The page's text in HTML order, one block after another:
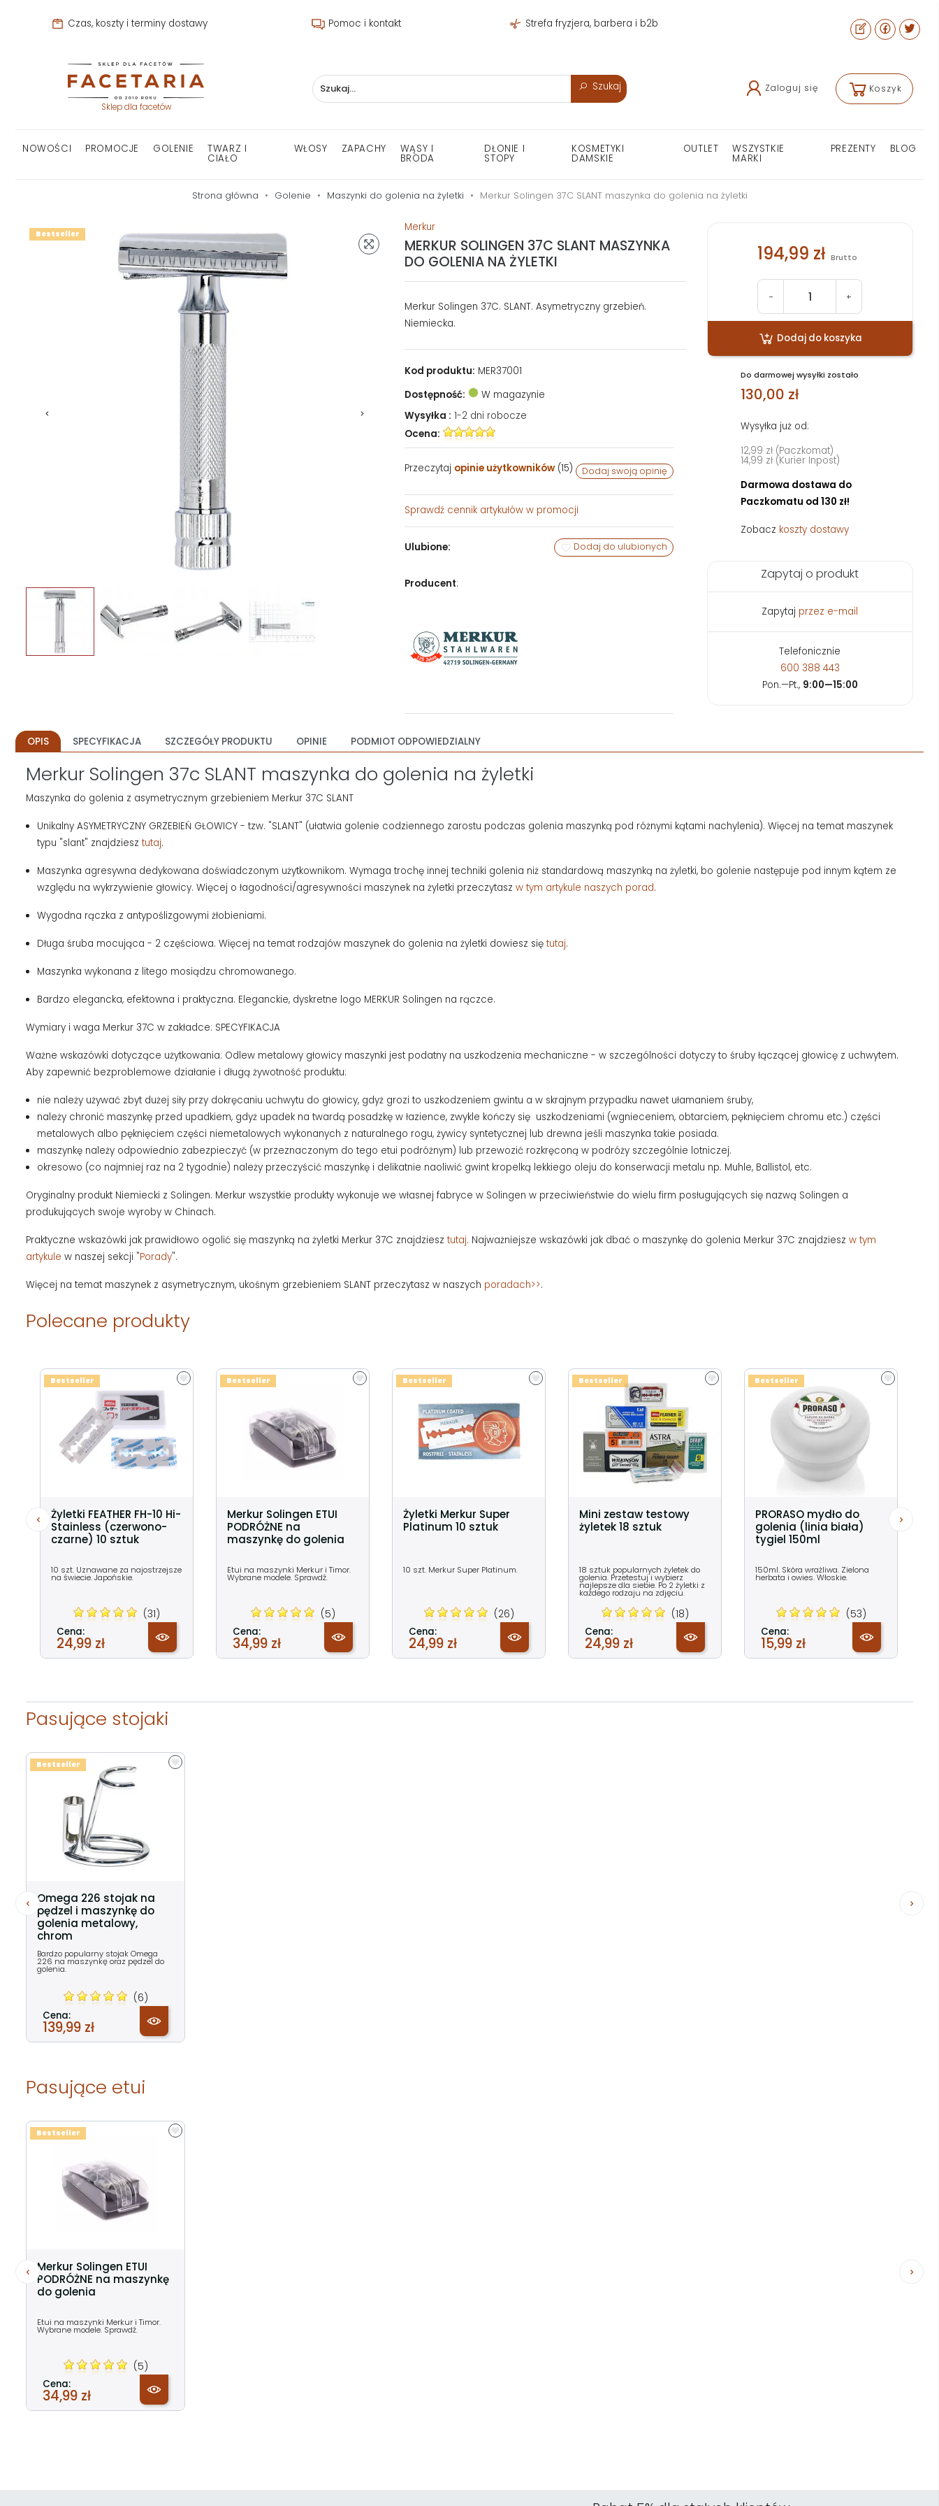
Czas, koszty i terminy dostawy Pomoc i kontakt Strefa fryzjera, barbera i b2b
Sklep dla facetów
Szukaj Zaloguj się Koszyk
NOWOŚCI PROMOCJE GOLENIE TWARZ I
CIAŁO
WŁOSY ZAPACHY WĄSY I
BRODA
DŁONIE I
STOPY
KOSMETYKI
DAMSKIE
OUTLET WSZYSTKIE
MARKI
PREZENTY BLOG
Strona główna Golenie Maszynki do golenia na żyletki Merkur Solingen 37C SLANT maszynka do golenia na żyletki
Bestseller
Merkur
MERKUR SOLINGEN 37C SLANT MASZYNKA
DO GOLENIA NA ŻYLETKI
Merkur Solingen 37C. SLANT. Asymetryczny grzebień.
Niemiecka.
Kod produktu: MER37001
Dostępność:
W magazynie
Wysyłka : 1-2 dni robocze
Ocena:
Przeczytaj opinie użytkowników(15) Dodaj swoją opinię
Sprawdź cennik artykułów w promocji
Ulubione: Dodaj do ulubionych
Producent:
194,99 zł Brutto
- +
Dodaj do koszyka
Do darmowej wysyłki zostało
130,00 zł
Wysyłka już od:
12,99 zł (Paczkomat)
14,99 zł (Kurier Inpost)
Darmowa dostawa do
Paczkomatu od 130 zł!
Zobacz koszty dostawy
Zapytaj o produkt
Zapytaj przez e-mail
Telefonicznie
600 388 443
Pon.—Pt., 9:00—15:00
OPIS SPECYFIKACJA SZCZEGÓŁY PRODUKTU OPINIE PODMIOT ODPOWIEDZIALNY
Merkur Solingen 37c SLANT maszynka do golenia na żyletki
Maszynka do golenia z asymetrycznym grzebieniem Merkur 37C SLANT
Unikalny ASYMETRYCZNY GRZEBIEŃ GŁOWICY - tzw. "SLANT" (ułatwia golenie codziennego zarostu podczas golenia maszynką pod różnymi kątami nachylenia). Więcej na temat maszynek
typu "slant" znajdziesz tutaj.
Maszynka agresywna dedykowana doświadczonym użytkownikom. Wymaga trochę innej techniki golenia niż standardową maszynką na żyletki, bo golenie następuje pod innym kątem ze
względu na wykrzywienie głowicy. Więcej o łagodności/agresywności maszynek na żyletki przeczytasz w tym artykule naszych porad.
Wygodna rączka z antypoślizgowymi żłobieniami.
Długa śruba mocująca - 2 częściowa. Więcej na temat rodzajów maszynek do golenia na żyletki dowiesz się tutaj.
Maszynka wykonana z litego mosiądzu chromowanego.
Bardzo elegancka, efektowna i praktyczna. Eleganckie, dyskretne logo MERKUR Solingen na rączce.
Wymiary i waga Merkur 37C w zakładce: SPECYFIKACJA
Ważne wskazówki dotyczące użytkowania: Odlew metalowy głowicy maszynki jest podatny na uszkodzenia mechaniczne - w szczególności dotyczy to śruby łączącej głowicę z uchwytem.
Aby zapewnić bezproblemowe działanie i długą żywotność produktu:
nie należy używać zbyt dużej siły przy dokręcaniu uchwytu do głowicy, gdyż grozi to uszkodzeniem gwintu a w skrajnym przypadku nawet ułamaniem śruby,
należy chronić maszynkę przed upadkiem, gdyż upadek na twardą posadzkę w łazience, zwykle kończy się uszkodzeniami (wgnieceniem, obtarciem, pęknięciem chromu etc.) części
metalowych albo pęknięciem części niemetalowych wykonanych z naturalnego rogu, żywicy syntetycznej lub drewna jeśli maszynka takie posiada.
maszynkę należy odpowiednio zabezpieczyć (w przeznaczonym do tego etui podróżnym) lub przewozić rozkręconą w podróży szczególnie lotniczej.
okresowo (co najmniej raz na 2 tygodnie) należy przeczyścić maszynkę i delikatnie naoliwić gwint kropelką lekkiego oleju do konserwacji metalu np. Muhle, Ballistol, etc.
Oryginalny produkt Niemiecki z Solingen. Merkur wszystkie produkty wykonuje we własnej fabryce w Solingen w przeciwieństwie do wielu firm posługujących się nazwą Solingen a
produkujących swoje wyroby w Chinach.
Praktyczne wskazówki jak prawidłowo ogolić się maszynką na żyletki Merkur 37C znajdziesz tutaj. Najważniejsze wskazówki jak dbać o maszynkę do golenia Merkur 37C znajdziesz w tym
artykule w naszej sekcji "Porady".
Więcej na temat maszynek z asymetrycznym, ukośnym grzebieniem SLANT przeczytasz w naszych poradach>>.
Polecane produkty
Żyletki FEATHER FH-10 Hi-
Stainless (czerwono-
czarne) 10 sztuk
10 szt. Uznawane za najostrzejsze
na świecie. Japońskie.
(31)
Cena:
24,99 zł
Bestseller
Merkur Solingen ETUI
PODRÓŻNE na
maszynkę do golenia
Etui na maszynki Merkur i Timor.
Wybrane modele. Sprawdź.
(5)
Cena:
34,99 zł
Bestseller
Żyletki Merkur Super
Platinum 10 sztuk
10 szt. Merkur Super Platinum.
(26)
Cena:
24,99 zł
Bestseller
Mini zestaw testowy
żyletek 18 sztuk
18 sztuk popularnych żyletek do
golenia. Przetestuj i wybierz
najlepsze dla siebie. Po 2 żyletki z
każdego rodzaju na zdjęciu.
(18)
Cena:
24,99 zł
Bestseller
PRORASO mydło do
golenia (linia biała)
tygiel 150ml
150ml. Skóra wrażliwa. Zielona
herbata i owies. Włoskie.
(53)
Cena:
15,99 zł
Bestseller
Pasujące stojaki
Omega 226 stojak na
pędzel i maszynkę do
golenia metalowy,
chrom
Bardzo popularny stojak Omega
226 na maszynkę oraz pędzel do
golenia.
(6)
Cena:
139,99 zł
Bestseller
Pasujące etui
Merkur Solingen ETUI
PODRÓŻNE na maszynkę
do golenia
Etui na maszynki Merkur i Timor.
Wybrane modele. Sprawdź.
(5)
Cena:
34,99 zł
Bestseller